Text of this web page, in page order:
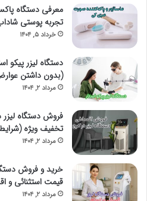
معرفی دستگاه
تجربه پوستی
خرداد ۵, ۱۴۰۴
دستگاه لیزر پیکو
(بدون داشتن
مرداد ۲, ۱۴۰۴
فروش دستگاه
تخفیف ویژه (شرایط
مرداد ۲, ۱۴۰۴
خرید و فروش
قیمت استثنائی و اقساط
مرداد ۲, ۱۴۰۴